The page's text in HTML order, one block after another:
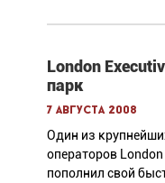
London
парк
7 августа 2008
Один из
операторов
пополнил свой